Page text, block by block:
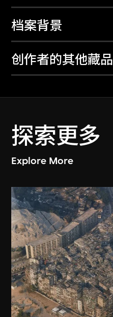
档案背景
创作者的其他藏品
探索更多
Explore More